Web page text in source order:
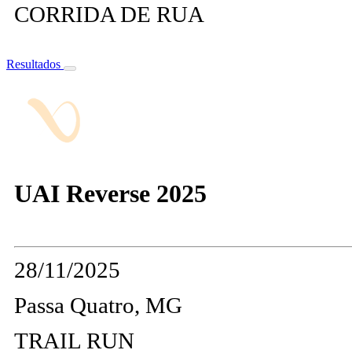
CORRIDA DE RUA
Resultados
UAI Reverse 2025
28/11/2025
Passa Quatro, MG
TRAIL RUN